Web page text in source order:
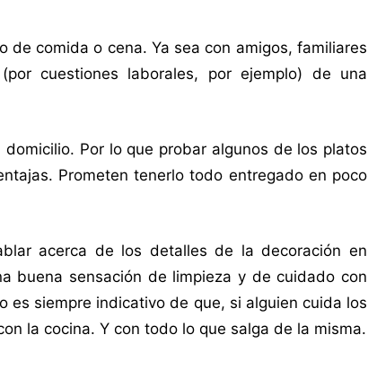
de comida o cena. Ya sea con amigos, familiares
cuestiones laborales, por ejemplo) de una
Por lo que probar algunos de los platos
Prometen tenerlo todo entregado en poco
acerca de los detalles de la decoración en
buena sensación de limpieza y de cuidado con
es siempre indicativo de que, si alguien cuida los
la cocina. Y con todo lo que salga de la misma.